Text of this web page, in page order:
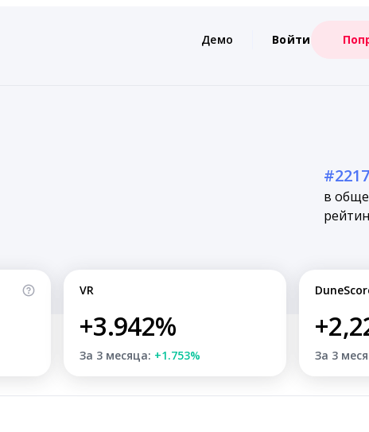
Демо Войти
#2217
в
VR
+3.942%
За 3 месяца: +1.753% За 3